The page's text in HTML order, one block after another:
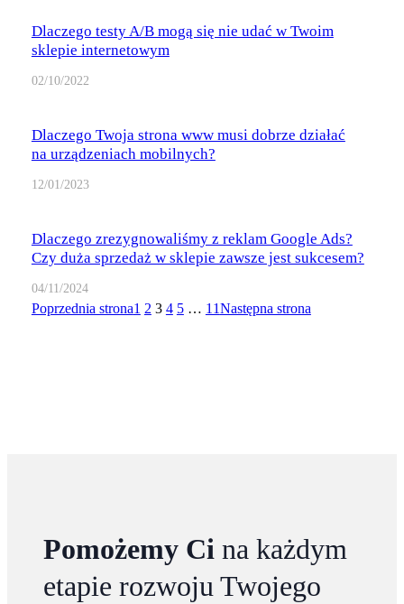
Dlaczego testy A/B mogą się nie udać w Twoim
sklepie internetowym
02/10/2022
Dlaczego Twoja strona www musi dobrze działać
na urządzeniach mobilnych?
12/01/2023
Dlaczego zrezygnowaliśmy z reklam Google Ads?
Czy duża sprzedaż w sklepie zawsze jest sukcesem?
04/11/2024
Poprzednia strona1 2 3 4 5 … 11Następna strona
Pomożemy Ci na każdym
etapie rozwoju Twojego